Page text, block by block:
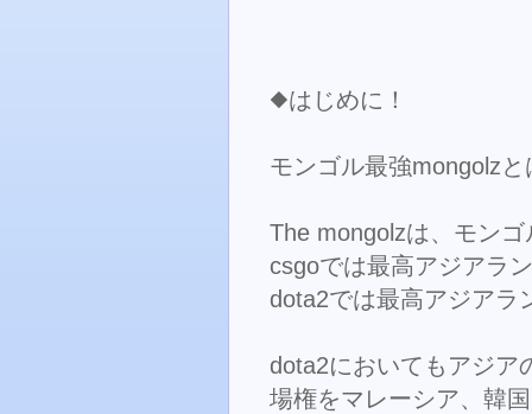
◆はじめに！
モンゴル最強mongolzと
The mongolzは、モン
csgoでは最高アジアラ
dota2では最高アジアラ
dota2においてもアジア
場権をマレーシア、韓